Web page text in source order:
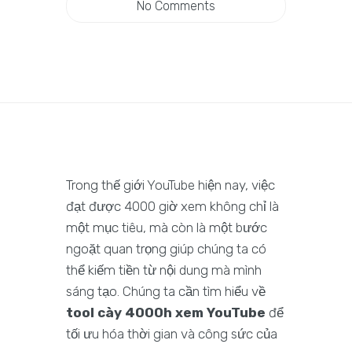
No Comments
Trong thế giới YouTube hiện nay, việc
đạt được 4000 giờ xem không chỉ là
một mục tiêu, mà còn là một bước
ngoặt quan trọng giúp chúng ta có
thể kiếm tiền từ nội dung mà mình
sáng tạo. Chúng ta cần tìm hiểu về
tool cày 4000h xem YouTube để
tối ưu hóa thời gian và công sức của